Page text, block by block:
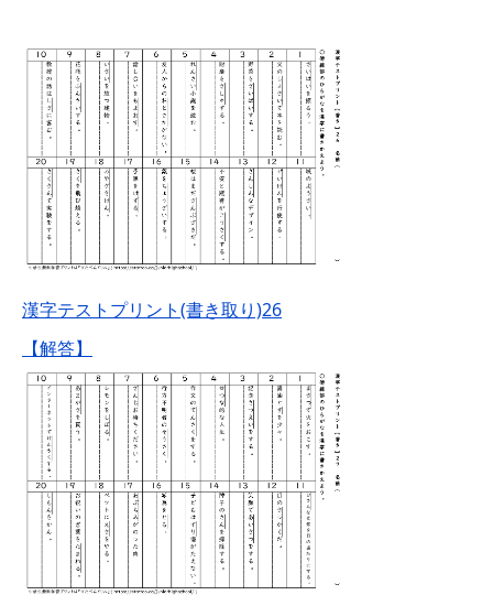
漢字テストプリント(書き取り)26
【解答】